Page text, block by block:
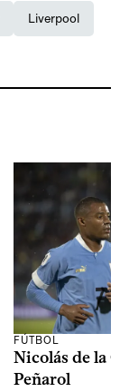
Liverpool
FÚTBOL
Nicolás de la
Peñarol